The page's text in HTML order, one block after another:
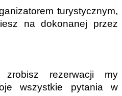
turystycznym,
na dokonanej przez
rezerwacji my
wszystkie pytania w